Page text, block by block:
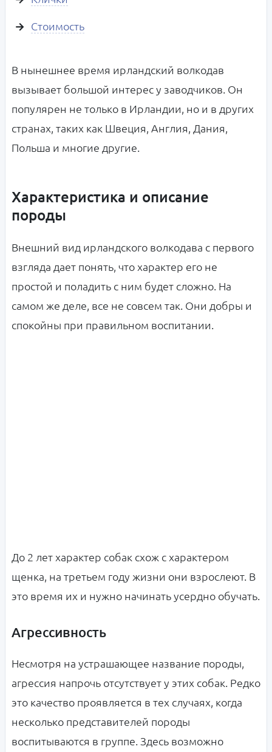
Стоимость
В нынешнее время ирландский волкодав
вызывает большой интерес у заводчиков. Он
популярен не только в Ирландии, но и в других
странах, таких как Швеция, Англия, Дания,
Польша и многие другие.
Характеристика и описание
породы
Внешний вид ирландского волкодава с первого
взгляда дает понять, что характер его не
простой и поладить с ним будет сложно. На
самом же деле, все не совсем так. Они добры и
спокойны при правильном воспитании.
До 2 лет характер собак схож с характером
щенка, на третьем году жизни они взрослеют. В
это время их и нужно начинать усердно обучать.
Агрессивность
Несмотря на устрашающее название породы,
агрессия напрочь отсутствует у этих собак. Редко
это качество проявляется в тех случаях, когда
несколько представителей породы
воспитываются в группе. Здесь возможно